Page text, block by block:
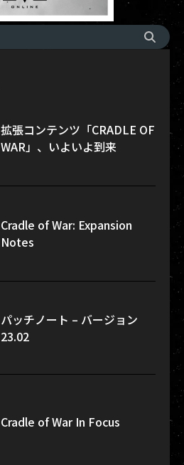
拡張コンテンツ「CRADLE OF
WAR」、いよいよ到来
Cradle of War: Expansion
Notes
パッチノート – バージョン
23.02
Cradle of War In Focus